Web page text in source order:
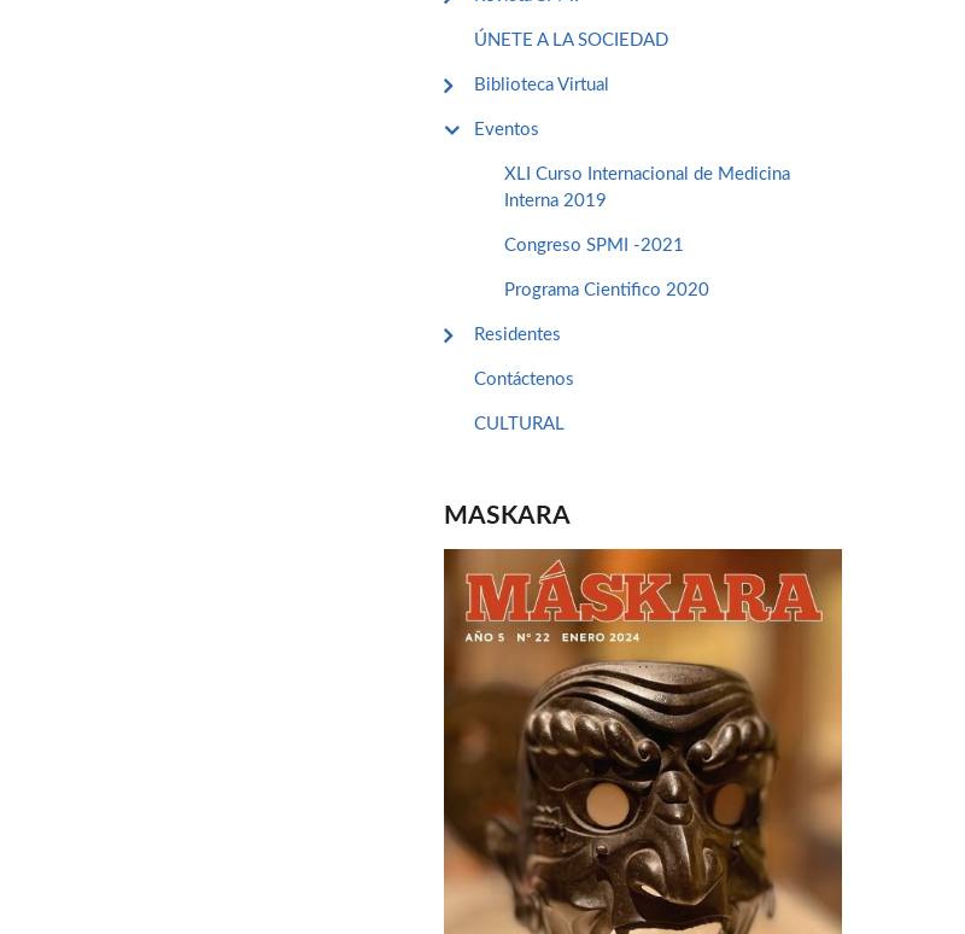
ÚNETE A LA SOCIEDAD
Biblioteca Virtual
Eventos
XLI Curso Internacional de Medicina
Interna 2019
Congreso SPMI -2021
Programa Cientifico 2020
Residentes
Contáctenos
CULTURAL
MASKARA